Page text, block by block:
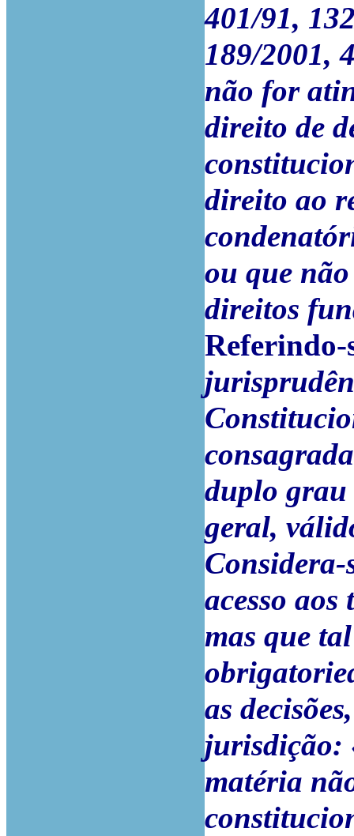
401/91,
189/2001,
não for
direito de
direito ao
ou que
direitos
Referindo-
duplo
geral,
acesso
mas que
as
jurisdição:
matéria